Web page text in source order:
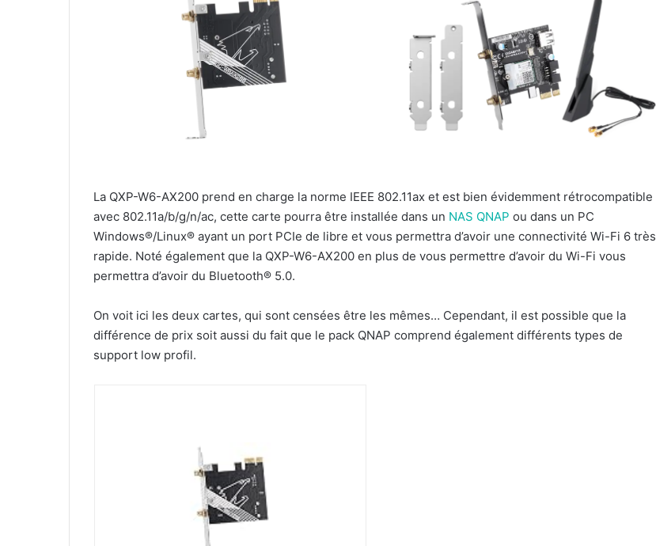
La QXP-W6-AX200 prend en charge la norme IEEE 802.11ax et est bien évidemment rétrocompatible
avec 802.11a/b/g/n/ac, cette carte pourra être installée dans un NAS QNAP ou dans un PC
Windows®/Linux® ayant un port PCIe de libre et vous permettra d’avoir une connectivité Wi-Fi 6 très
rapide. Noté également que la QXP-W6-AX200 en plus de vous permettre d’avoir du Wi-Fi vous
permettra d’avoir du Bluetooth® 5.0.
On voit ici les deux cartes, qui sont censées être les mêmes… Cependant, il est possible que la
différence de prix soit aussi du fait que le pack QNAP comprend également différents types de
support low profil.